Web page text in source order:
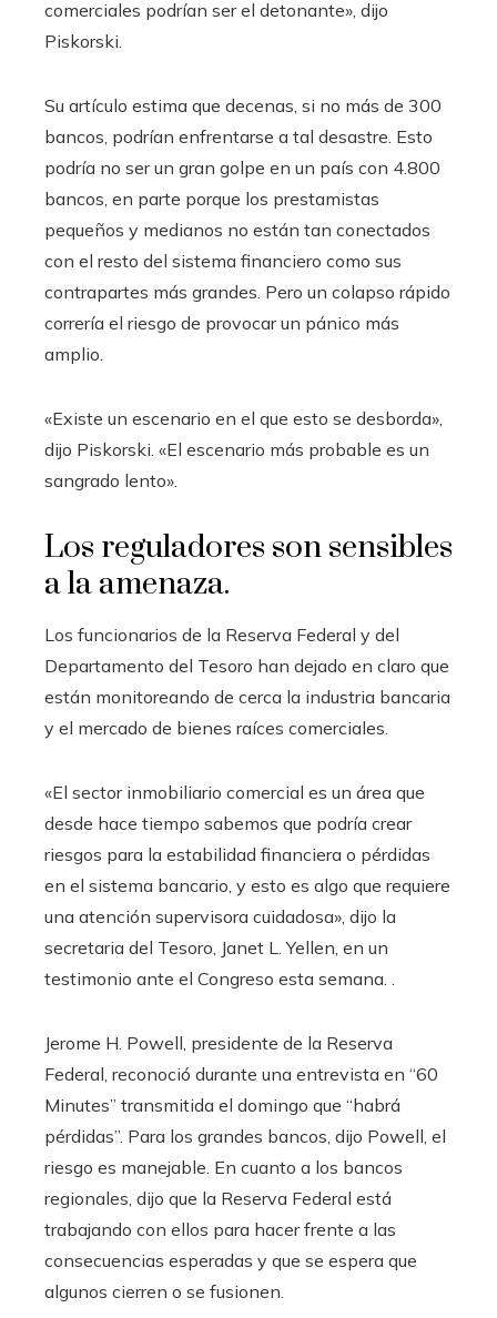
comerciales podrían ser el detonante», dijo
Piskorski.
Su artículo estima que decenas, si no más de 300
bancos, podrían enfrentarse a tal desastre. Esto
podría no ser un gran golpe en un país con 4.800
bancos, en parte porque los prestamistas
pequeños y medianos no están tan conectados
con el resto del sistema financiero como sus
contrapartes más grandes. Pero un colapso rápido
correría el riesgo de provocar un pánico más
amplio.
«Existe un escenario en el que esto se desborda»,
dijo Piskorski. «El escenario más probable es un
sangrado lento».
Los reguladores son sensibles
a la amenaza.
Los funcionarios de la Reserva Federal y del
Departamento del Tesoro han dejado en claro que
están monitoreando de cerca la industria bancaria
y el mercado de bienes raíces comerciales.
«El sector inmobiliario comercial es un área que
desde hace tiempo sabemos que podría crear
riesgos para la estabilidad financiera o pérdidas
en el sistema bancario, y esto es algo que requiere
una atención supervisora ​​cuidadosa», dijo la
secretaria del Tesoro, Janet L. Yellen, en un
testimonio ante el Congreso esta semana. .
Jerome H. Powell, presidente de la Reserva
Federal, reconoció durante una entrevista en “60
Minutes” transmitida el domingo que “habrá
pérdidas”. Para los grandes bancos, dijo Powell, el
riesgo es manejable. En cuanto a los bancos
regionales, dijo que la Reserva Federal está
trabajando con ellos para hacer frente a las
consecuencias esperadas y que se espera que
algunos cierren o se fusionen.